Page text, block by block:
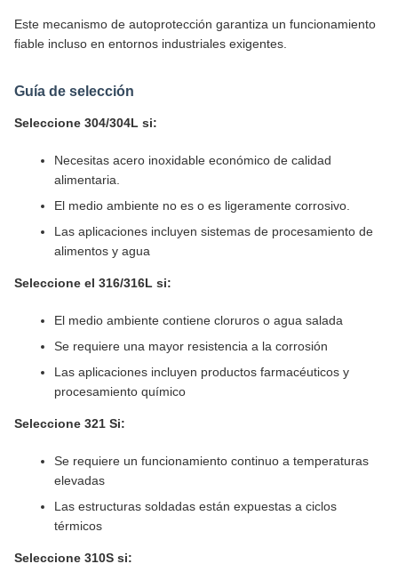
Este mecanismo de autoprotección garantiza un funcionamiento
fiable incluso en entornos industriales exigentes.
Guía de selección
Seleccione 304/304L si:
Necesitas acero inoxidable económico de calidad
alimentaria.
El medio ambiente no es o es ligeramente corrosivo.
Las aplicaciones incluyen sistemas de procesamiento de
alimentos y agua
Seleccione el 316/316L si:
El medio ambiente contiene cloruros o agua salada
Se requiere una mayor resistencia a la corrosión
Las aplicaciones incluyen productos farmacéuticos y
procesamiento químico
Seleccione 321 Si:
Se requiere un funcionamiento continuo a temperaturas
elevadas
Las estructuras soldadas están expuestas a ciclos
térmicos
Seleccione 310S si: